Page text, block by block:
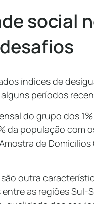
social
índices de
períodos
do grupo dos
da população com
de
outra
as regiões Sul-